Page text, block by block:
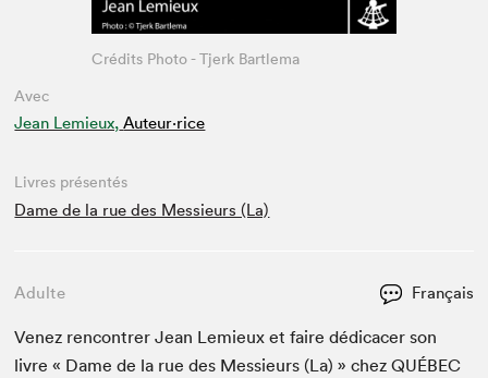
Avec
Jean Lemieux, Auteur·rice
Crédits Photo - Tjerk Bartlema
Livres présentés
Dame de la rue des Messieurs (La)
Adulte Français
Venez ren­con­tr­er Jean Lemieux et faire dédi­cac­er son
livre « Dame de la rue des Messieurs (La) » chezQUÉBEC